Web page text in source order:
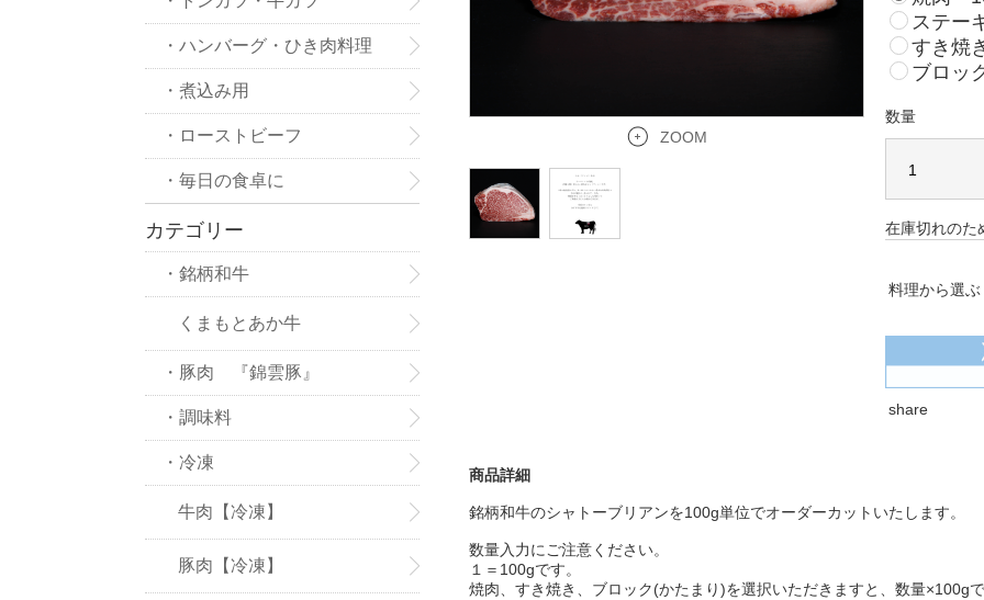
ZOOM
ステー
すき焼
ブロッ
数量
在庫切れのた
料理から選ぶ
share
商品詳細
銘柄和牛のシャトーブリアンを100g単位でオーダーカットいたします。
数量入力にご注意ください。
１＝100gです。
焼肉、すき焼き、ブロック(かたまり)を選択いただきますと、数量×100g
・ハンバーグ・ひき肉料理
・煮込み用
・ローストビーフ
・毎日の食卓に
カテゴリー
・銘柄和牛
くまもとあか牛
・豚肉 『錦雲豚』
・調味料
・冷凍
牛肉【冷凍】
豚肉【冷凍】